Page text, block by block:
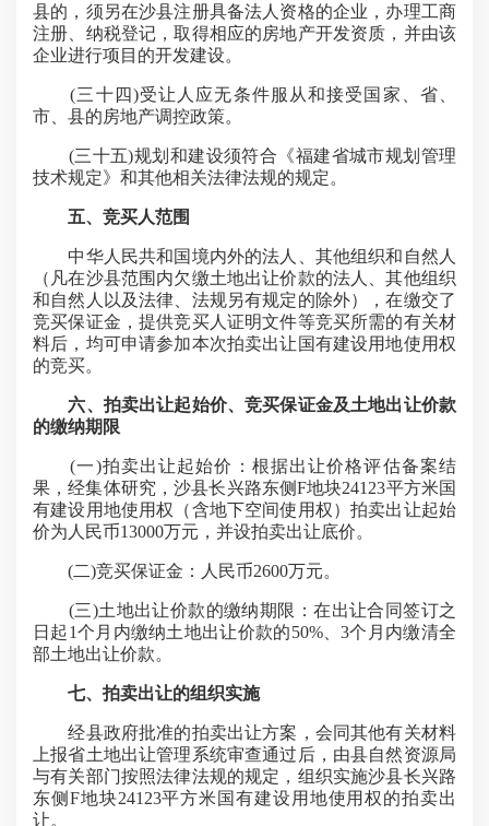
县的，须另在沙县注册具备法人资格的企业，办理工商
注册、纳税登记，取得相应的房地产开发资质，并由该
企业进行项目的开发建设。
(三十四)受让人应无条件服从和接受国家、省、
市、县的房地产调控政策。
(三十五)规划和建设须符合《福建省城市规划管理
技术规定》和其他相关法律法规的规定。
五、竞买人范围
中华人民共和国境内外的法人、其他组织和自然人
（凡在沙县范围内欠缴土地出让价款的法人、其他组织
和自然人以及法律、法规另有规定的除外），在缴交了
竞买保证金，提供竞买人证明文件等竞买所需的有关材
料后，均可申请参加本次拍卖出让国有建设用地使用权
的竞买。
六、拍卖出让起始价、竞买保证金及土地出让价款
的缴纳期限
(一)拍卖出让起始价：根据出让价格评估备案结
果，经集体研究，沙县长兴路东侧F地块24123平方米国
有建设用地使用权（含地下空间使用权）拍卖出让起始
价为人民币13000万元，并设拍卖出让底价。
(二)竞买保证金：人民币2600万元。
(三)土地出让价款的缴纳期限：在出让合同签订之
日起1个月内缴纳土地出让价款的50%、3个月内缴清全
部土地出让价款。
七、拍卖出让的组织实施
经县政府批准的拍卖出让方案，会同其他有关材料
上报省土地出让管理系统审查通过后，由县自然资源局
与有关部门按照法律法规的规定，组织实施沙县长兴路
东侧F地块24123平方米国有建设用地使用权的拍卖出
让。